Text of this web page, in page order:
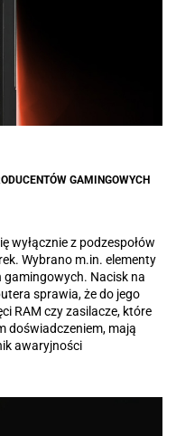
GAMINGOWYCH
wyłącznie z podzespołów
Wybrano m.in. elementy
gamingowych. Nacisk na
sprawia, że do jego
RAM czy zasilacze, które
doświadczeniem, mają
awaryjności